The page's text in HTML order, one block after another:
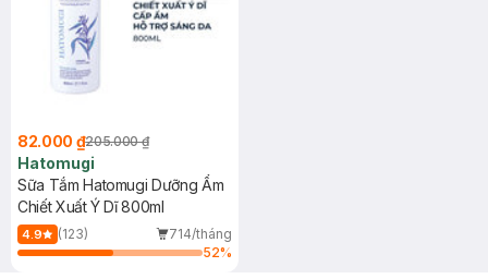
82.000 ₫205.000 ₫
Hatomugi
Sữa Tắm Hatomugi Dưỡng Ẩm
Chiết Xuất Ý Dĩ 800ml
4.9 (123)
714/tháng
52%